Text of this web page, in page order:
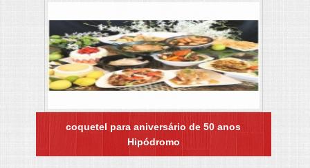
coquetel para aniversário de 50 anos
Hipódromo